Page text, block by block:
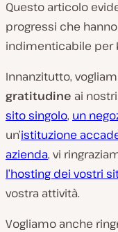
Questo articolo
progressi che
indimenticabile per
Innanzitutto,
gratitudine ai
sito singolo, un
un’istituzione
azienda, vi
l’hosting dei vostri
vostra attività.
Vogliamo anche